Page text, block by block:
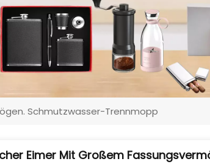
Schmutzwasser-Trennmopp
Eimer Mit Großem